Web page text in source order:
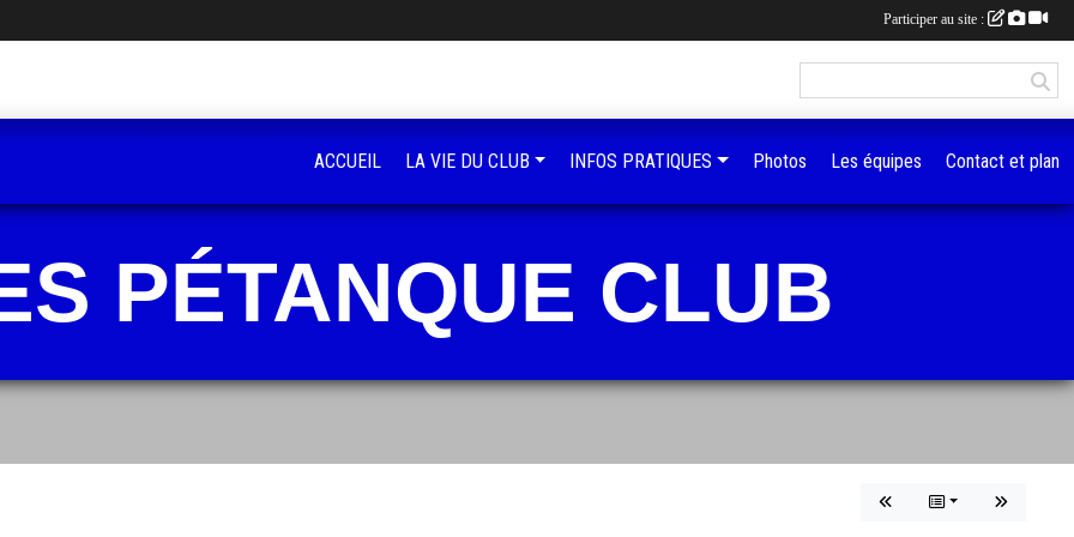
PÉTANQUE CLUB
ACCUEIL LA VIE DU CLUB INFOS PRATIQUES Photos Les équipes Contact et plan
Participer au site :